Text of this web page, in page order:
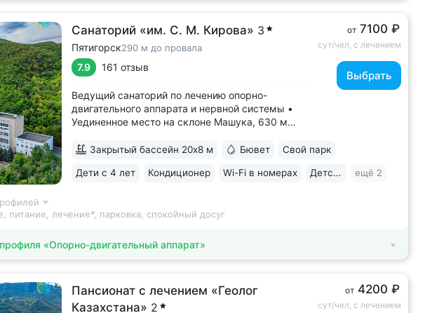
Санаторий «им. С. М. Кирова» 3
Пятигорск290 м до провала
7.9 161 отзыв
Ведущий санаторий по лечению опорно-
двигательного аппарата и нервной системы •
Уединенное место на склоне Машука, 630 м
зелени, тишина • 8 минут до Провала, горячих
источника № 24. Прямой выход на терренкур
от 7100 ₽
сут/чел, с лечением
Выбрать
Закрытый бассейн 20х8 м Бювет Свой парк
Дети с 4 лет Кондиционер Wi-Fi в номерах Детская комната ещё 2
питание, лечение*, парковка, спокойный досуг
«Опорно-двигательный аппарат»
Пансионат с лечением «Геолог
Казахстана» 2
от 4200 ₽
сут/чел, с лечением